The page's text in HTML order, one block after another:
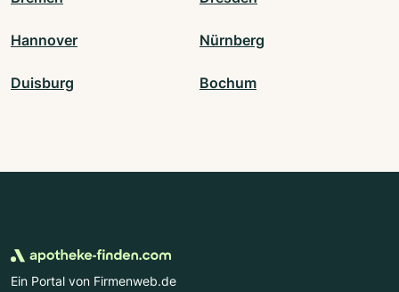
Hannover Nürnberg
Duisburg Bochum
Ein Portal von Firmenweb.de